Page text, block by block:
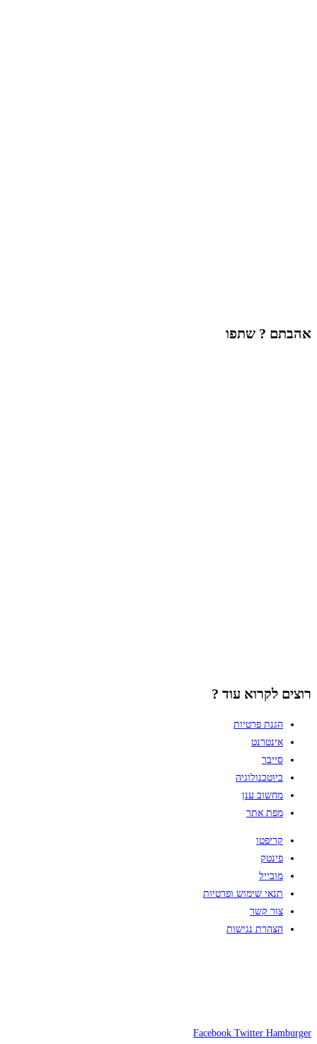
אהבתם ? שתפו
רוצים לקרוא עוד ?
הגנת פרטיות
אינטרנט
סייבר
ביוטכנולוגיה
מחשוב ענן
מפת אתר
קריפטו
פינטק
מובייל
תנאי שימוש ופרטיות
צור קשר
הצהרת נגישות
Facebook Twitter Hamburger